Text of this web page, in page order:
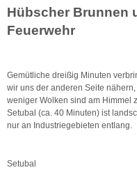
Hübscher Brunnen
Feuerwehr
Gemütliche dreißig Minuten
wir uns der anderen Seite
weniger Wolken sind am Himmel
Setubal (ca. 40 Minuten) ist
nur an Industriegebieten entlang.
Setubal